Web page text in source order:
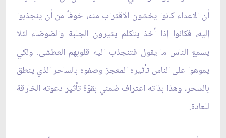
أن الاعداء كانوا يخشون الاقتراب منه، خوفاً من أن ينجذبوا
إليه، فكانوا إذا أخذ يتكلم يثيرون الجلبة والضوضاء لئلا
يسمع الناس ما يقول فتنجذب اليه قلوبهم العطشى. ولكي
يموهوا على الناس تأثيره المعجز وصفوه بالساحر الذي ينطق
بالسحر، وهذا بذاته اعتراف ضمني بقوّة تأثير دعوته الخارقة
للعادة.